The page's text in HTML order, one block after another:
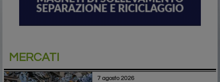
MERCATI
7 agosto 2026